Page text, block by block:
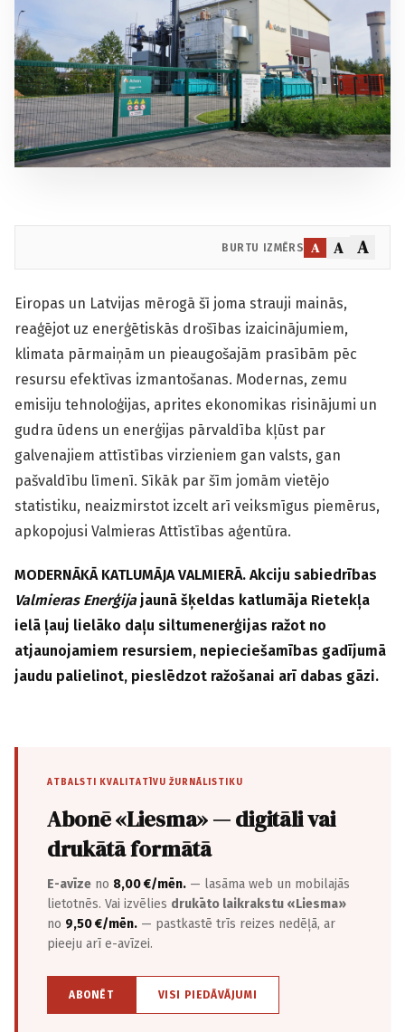
BURTU IZMĒRS A A A
Eiropas un Latvijas mērogā šī joma strauji mainās,
reaģējot uz enerģētiskās drošības izaicinājumiem,
klimata pārmaiņām un pieaugošajām prasībām pēc
resursu efektīvas izmantošanas. Modernas, zemu
emisiju tehnoloģijas, aprites ekonomikas risinājumi un
gudra ūdens un enerģijas pārvaldība kļūst par
galvenajiem attīstības virzieniem gan valsts, gan
pašvaldību līmenī. Sīkāk par šīm jomām vietējo
statistiku, neaizmirstot izcelt arī veiksmīgus piemērus,
apkopojusi Valmieras Attīstības aģentūra.
MODERNĀKĀ KATLUMĀJA VALMIERĀ. Akciju sabiedrības
Valmieras Enerģijajaunā šķeldas katlumāja Rietekļa
ielā ļauj lielāko daļu siltumenerģijas ražot no
atjaunojamiem resursiem, nepieciešamības gadījumā
jaudu palielinot, pieslēdzot ražošanai arī dabas gāzi.
ATBALSTI KVALITATĪVU ŽURNĀLISTIKU
Abonē «Liesma» — digitāli vai
drukātā formātā
E-avīze no 8,00 €/mēn. — lasāma web un mobilajās
lietotnēs. Vai izvēlies drukāto laikrakstu «Liesma»
no 9,50 €/mēn. — pastkastē trīs reizes nedēļā, ar
pieeju arī e-avīzei.
ABONĒT VISI PIEDĀVĀJUMI